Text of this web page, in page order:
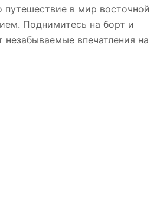
путешествие в мир восточной
Поднимитесь на борт и
незабываемые впечатления на